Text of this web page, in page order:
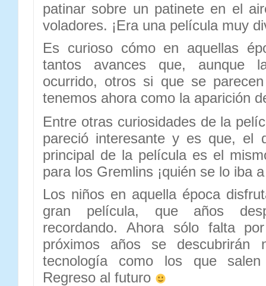
patinar sobre un patinete en el
voladores. ¡Era una película muy
Es curioso cómo en aquellas
tantos avances que, aunque
ocurrido, otros si que se
tenemos ahora como la aparición
Entre otras curiosidades de la
pareció interesante y es que, el
principal de la película es el
para los Gremlins ¡quién se lo iba
Los niños en aquella época
gran película, que años
recordando. Ahora sólo falta
próximos años se descubrirán
tecnología como los que
Regreso al futuro